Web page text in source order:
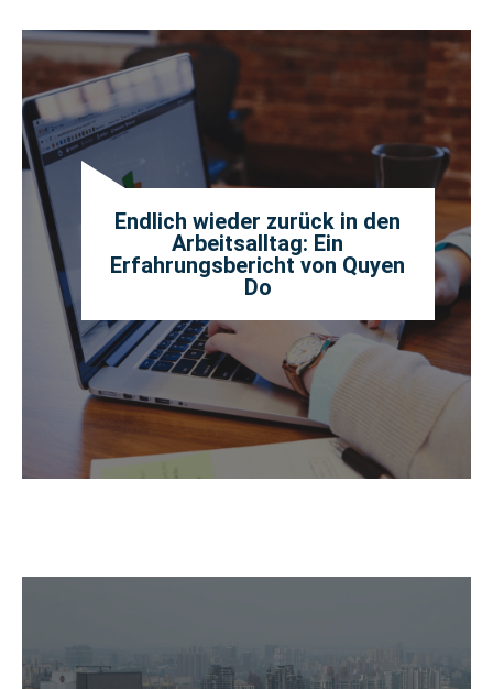
Endlich wieder zurück in den
Arbeitsalltag: Ein
Erfahrungsbericht von Quyen
Do